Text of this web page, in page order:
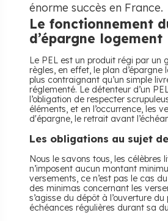
énorme succès en France.
Le fonctionnement
d’épargne logement
Le PEL est un produit régi par un
règles, en effet, le plan d’épargne
plus contraignant qu’un simple
réglementé. Le détenteur d’un
l’obligation de respecter
éléments, et en l’occurrence, les
d'épargne, le retrait avant
Les obligations au sujet
Nous le savons tous, les célèbres
n’imposent aucun montant
versements, ce n’est pas le cas
des minimas concernant les
s’agisse du dépôt à l’ouverture
échéances régulières durant sa